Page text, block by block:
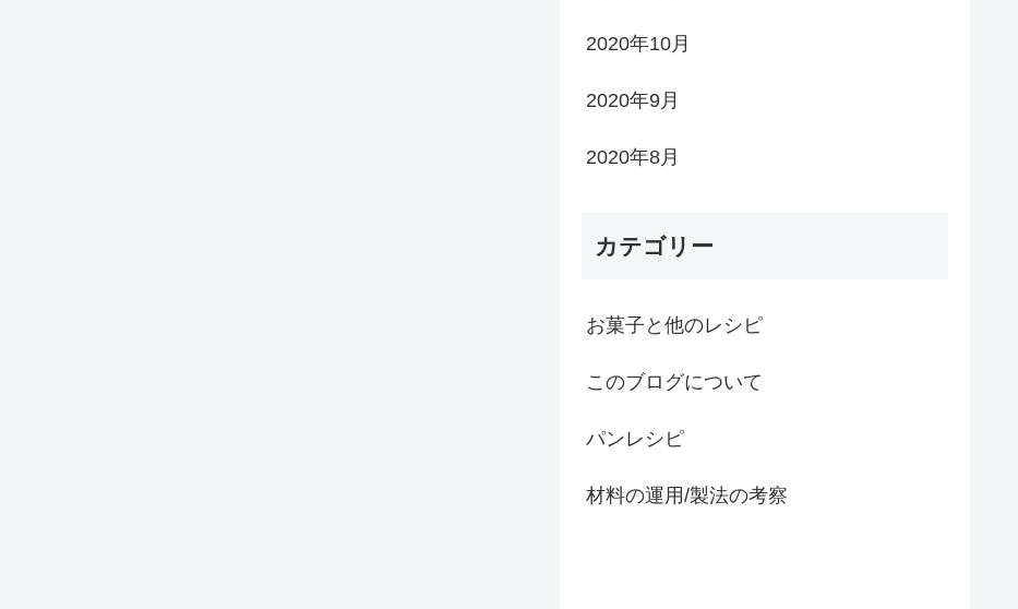
2020年10月
2020年9月
2020年8月
カテゴリー
お菓子と他のレシピ
このブログについて
パンレシピ
材料の運用/製法の考察